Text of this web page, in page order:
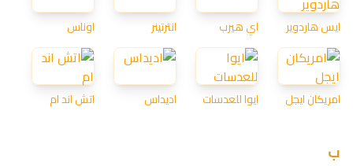
ايس هاردوير اي هيرب انترتينر اوناس
امريكان ايجل ايوا للعدسات اديداس اتش اند ام
ب